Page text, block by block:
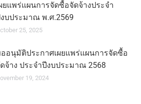
ยแพร่แผนการจัดซื้อจัดจ้างประจำ
บประมาณ พ.ศ.2569
25, 2025
อนุมัติประกาศเผยแพร่แผนการจัดซื้อ
จ้าง ประจำปีงบประมาณ 2568
19, 2024